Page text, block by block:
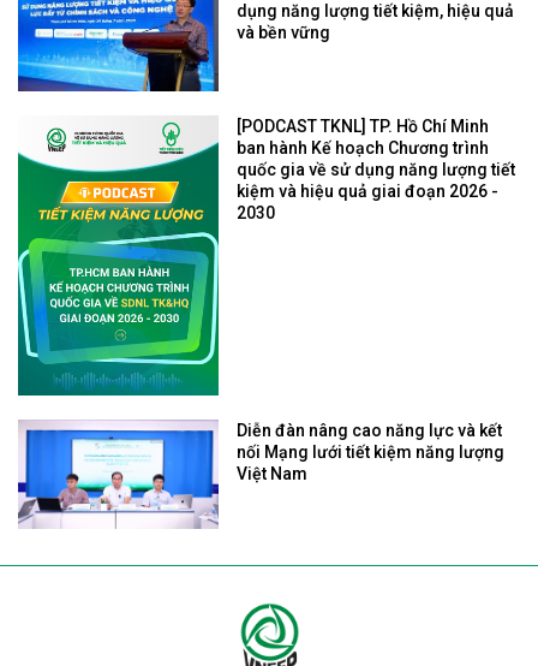
dụng năng lượng tiết kiệm, hiệu quả
và bền vững
[PODCAST TKNL] TP. Hồ Chí Minh
ban hành Kế hoạch Chương trình
quốc gia về sử dụng năng lượng tiết
kiệm và hiệu quả giai đoạn 2026 -
2030
Diễn đàn nâng cao năng lực và kết
nối Mạng lưới tiết kiệm năng lượng
Việt Nam